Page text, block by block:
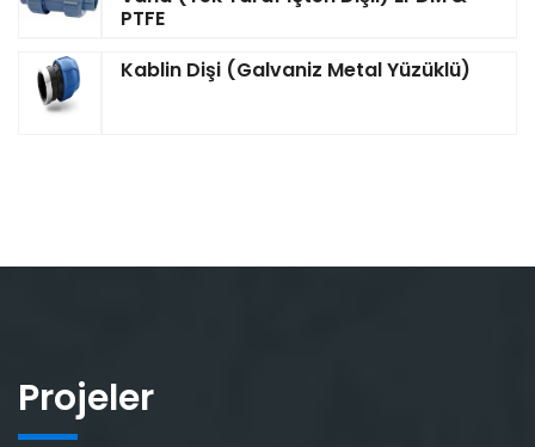
PTFE
Kablin Dişi (Galvaniz Metal Yüzüklü)
Projeler